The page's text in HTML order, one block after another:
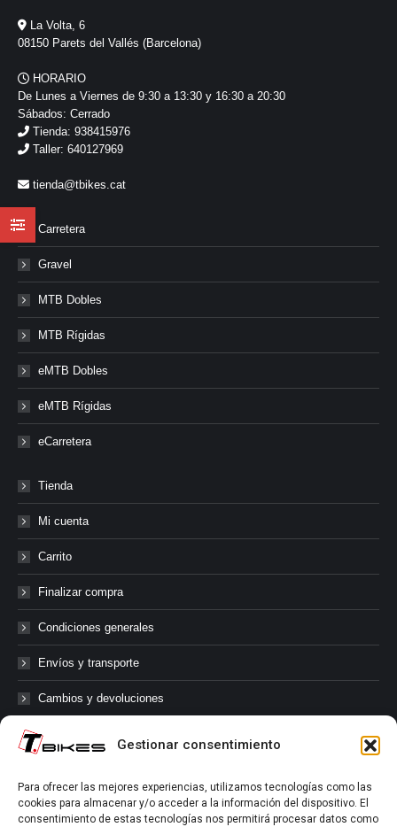
Gestionar consentimiento
Para ofrecer las mejores experiencias, utilizamos tecnologías como las
cookies para almacenar y/o acceder a la información del dispositivo. El
consentimiento de estas tecnologías nos permitirá procesar datos como
La Volta, 6
08150 Parets del Vallés (Barcelona)
HORARIO
De Lunes a Viernes de 9:30 a 13:30 y 16:30 a 20:30
Sábados: Cerrado
Tienda: 938415976
Taller: 640127969
tienda@tbikes.cat
Carretera
Gravel
MTB Dobles
MTB Rígidas
eMTB Dobles
eMTB Rígidas
eCarretera
Tienda
Mi cuenta
Carrito
Finalizar compra
Condiciones generales
Envíos y transporte
Cambios y devoluciones
@tbikes.cat #tbikes
Síguenos en las redes sociales de Tbikes, mantente informado de